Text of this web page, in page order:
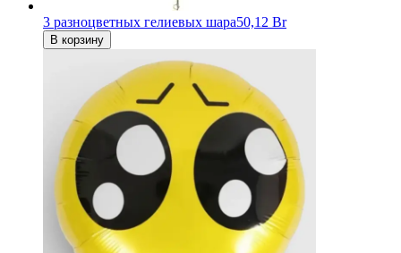
3 разноцветных гелиевых шара50,12 Br
В корзину